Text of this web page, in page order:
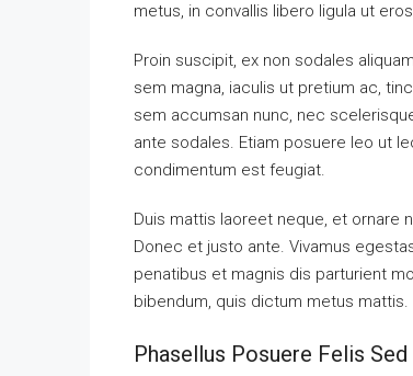
metus, in convallis libero ligula ut
Proin suscipit, ex non sodales
sem magna, iaculis ut pretium ac,
sem accumsan nunc, nec
ante sodales. Etiam posuere leo ut
condimentum est feugiat.
Duis mattis laoreet neque, et ornare
Donec et justo ante. Vivamus
penatibus et magnis dis parturient
bibendum, quis dictum metus mattis.
Phasellus Posuere Felis